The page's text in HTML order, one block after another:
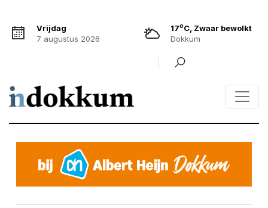
Vrijdag
7 augustus 2026
17oC, Zwaar bewolkt
Dokkum